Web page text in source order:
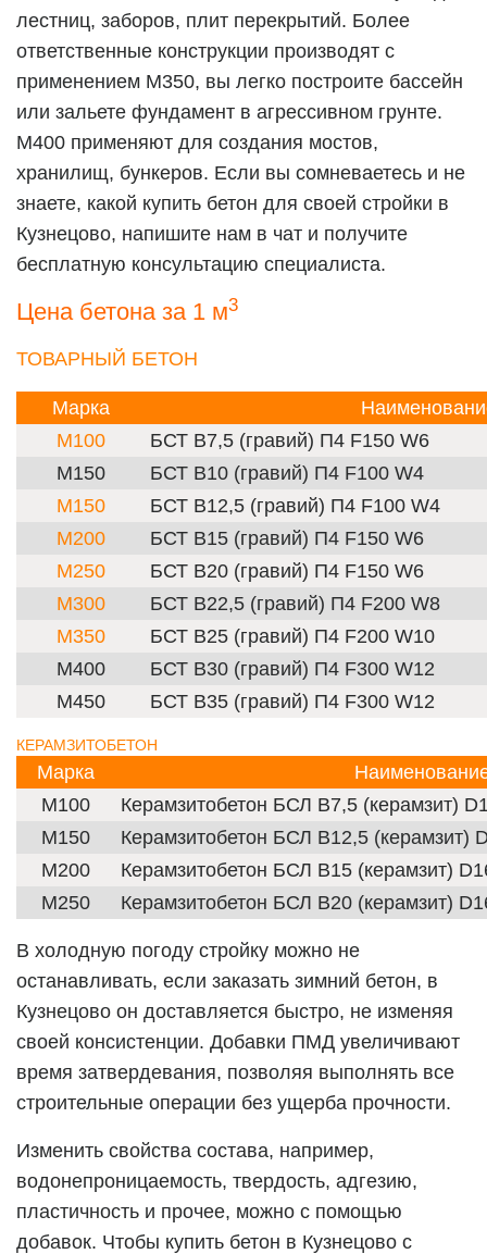
лестниц, заборов, плит перекрытий. Более
ответственные конструкции производят с
применением М350, вы легко построите бассейн
или зальете фундамент в агрессивном грунте.
М400 применяют для создания мостов,
хранилищ, бункеров. Если вы сомневаетесь и не
знаете, какой купить бетон для своей стройки в
Кузнецово, напишите нам в чат и получите
бесплатную консультацию специалиста.
Цена бетона за 1 м3
ТОВАРНЫЙ БЕТОН
Марка
М100
БСТ В7,5 (гравий) П4 F150 W6
М150
БСТ В10 (гравий) П4 F100 W4
М150
БСТ В12,5 (гравий) П4 F100 W4
М200
БСТ В15 (гравий) П4 F150 W6
М250
БСТ В20 (гравий) П4 F150 W6
М300
БСТ В22,5 (гравий) П4 F200 W8
М350
БСТ В25 (гравий) П4 F200 W10
М400
БСТ В30 (гравий) П4 F300 W12
М450
БСТ В35 (гравий) П4 F300 W12
КЕРАМЗИТОБЕТОН
Марка
М100
Керамзитобетон БСЛ В7,5 (керамзит)
М150
Керамзитобетон БСЛ В12,5 (керамзит)
М200
Керамзитобетон БСЛ В15 (керамзит)
М250
Керамзитобетон БСЛ В20 (керамзит)
В холодную погоду стройку можно не
останавливать, если заказать зимний бетон, в
Кузнецово он доставляется быстро, не изменяя
своей консистенции. Добавки ПМД увеличивают
время затвердевания, позволяя выполнять все
строительные операции без ущерба прочности.
Изменить свойства состава, например,
водонепроницаемость, твердость, адгезию,
пластичность и прочее, можно с помощью
добавок. Чтобы купить бетон в Кузнецово с